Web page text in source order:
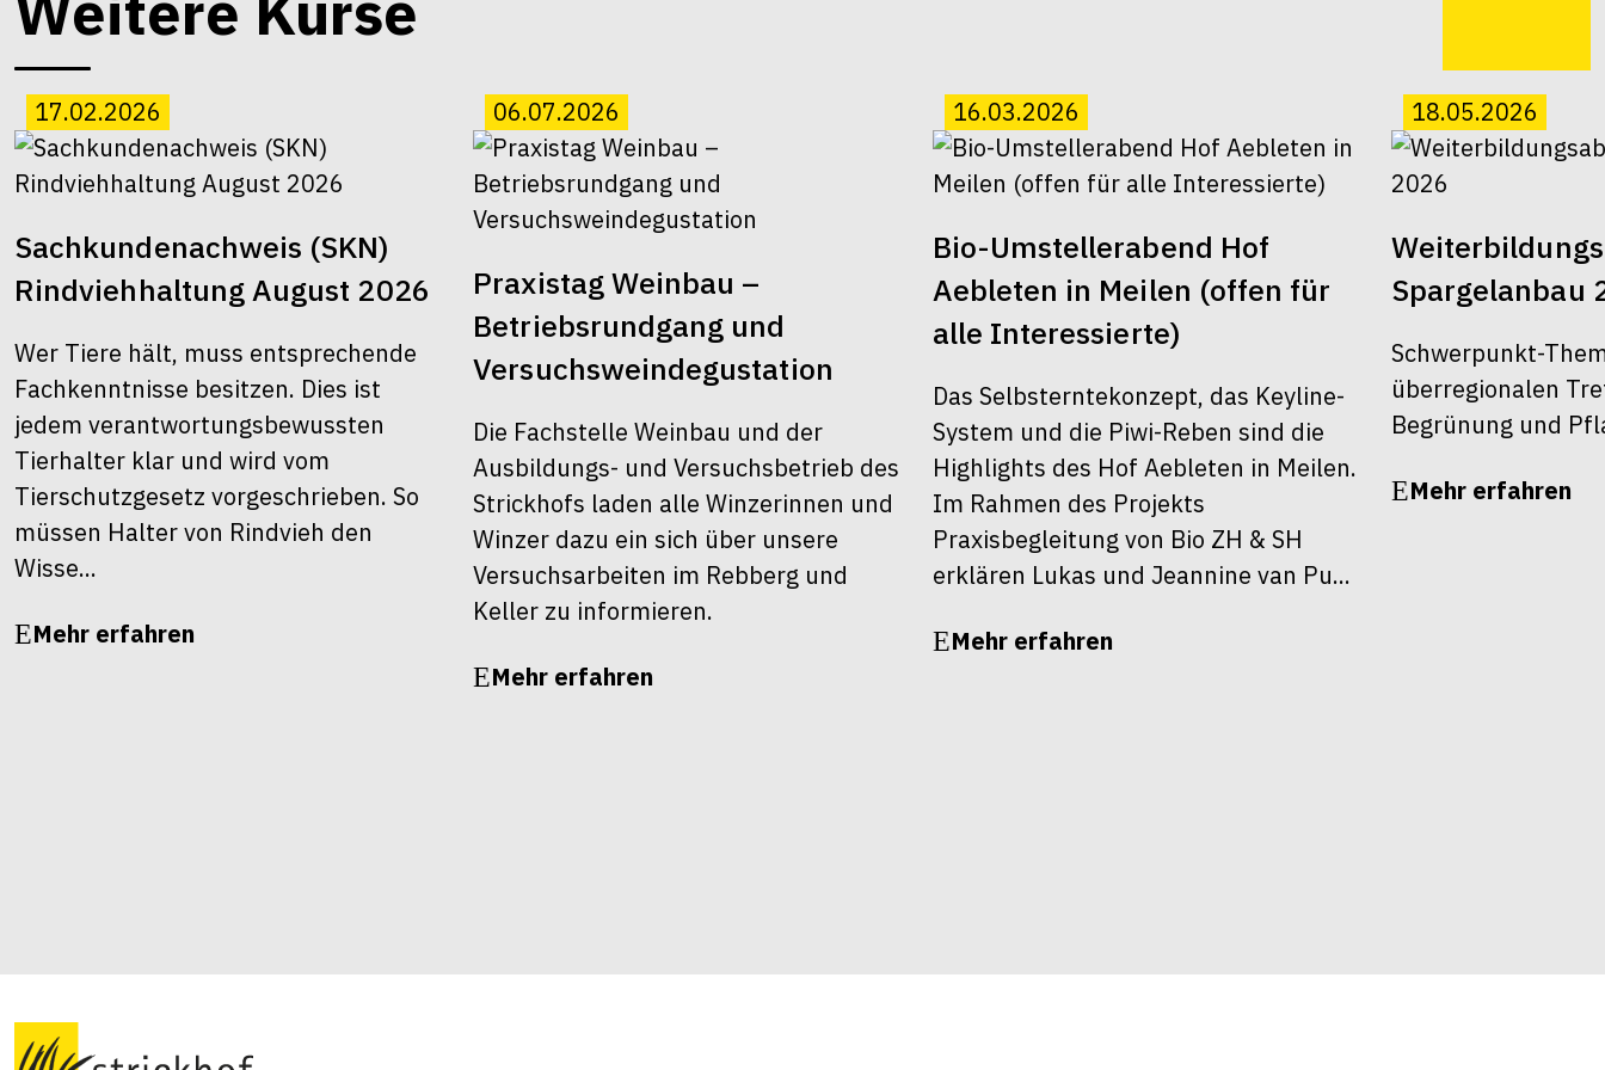
17.02.2026
Sachkundenachweis (SKN)
Rindviehhaltung August 2026
Wer Tiere hält, muss entsprechende
Fachkenntnisse besitzen. Dies ist
jedem verantwortungsbewussten
Tierhalter klar und wird vom
Tierschutzgesetz vorgeschrieben. So
müssen Halter von Rindvieh den
Wisse...
Mehr erfahren
06.07.2026
Praxistag Weinbau –
Betriebsrundgang und
Versuchsweindegustation
Die Fachstelle Weinbau und der
Ausbildungs- und Versuchsbetrieb des
Strickhofs laden alle Winzerinnen und
Winzer dazu ein sich über unsere
Versuchsarbeiten im Rebberg und
Keller zu informieren.
Mehr erfahren
16.03.2026
Bio-Umstellerabend Hof
Aebleten in Meilen (offen für
alle Interessierte)
Das Selbsterntekonzept, das Keyline-
System und die Piwi-Reben sind die
Highlights des Hof Aebleten in Meilen.
Im Rahmen des Projekts
Praxisbegleitung von Bio ZH & SH
erklären Lukas und Jeannine van Pu...
Mehr erfahren
18.05.2026
Spargelanbau
Schwerpunkt-
überregionalen
Begrünung und
Mehr erfahren